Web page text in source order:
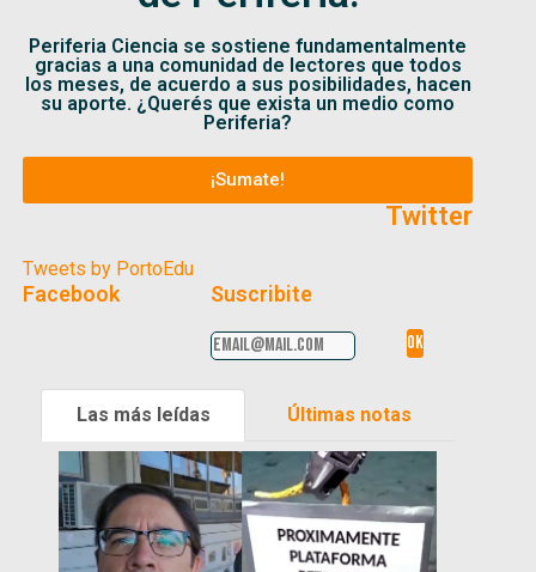
Periferia Ciencia se sostiene fundamentalmente
gracias a una comunidad de lectores que todos
los meses, de acuerdo a sus posibilidades, hacen
su aporte. ¿Querés que exista un medio como
Periferia?
¡Sumate!
Twitter
Tweets by PortoEdu
Facebook Suscribite
Las más leídas Últimas notas